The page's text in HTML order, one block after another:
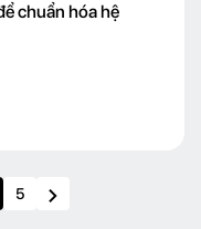
chuẩn hóa hệ
5